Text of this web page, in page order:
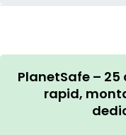
PlanetSafe –
rapid,